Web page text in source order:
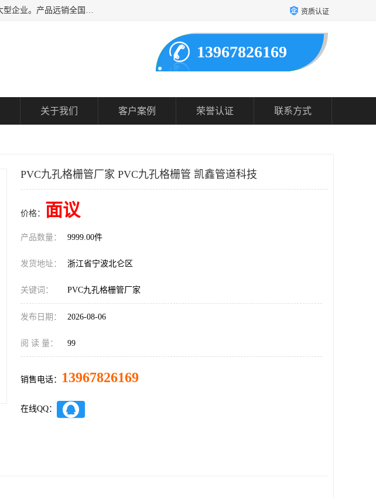
凯鑫管道科技有限公司是一家专业生产PPH、CPVC各类塑料阀门、塑料管道等非金属防腐化工设备的大型企业。产品远销全国三十一个省、市、自治区,广泛应用于化工、石油、氯碱、染料、制药、农药等行业，深受广大用户欢迎，是目前国内生产化工泵、阀门规模较大的生产基地之一。 资质认证
13967826169
关于我们 客户案例 荣誉认证 联系方式
PVC九孔格栅管厂家 PVC九孔格栅管 凯鑫管道科技
价格： 面议
产品数量： 9999.00件
发货地址： 浙江省宁波北仑区
关键词： PVC九孔格栅管厂家
发布日期： 2026-08-06
阅 读 量： 99
销售电话： 13967826169
在线QQ：